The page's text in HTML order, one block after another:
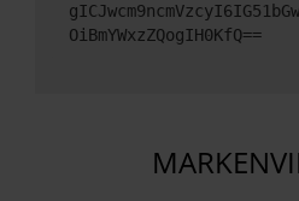
OiBmYWxzZQogIH0KfQ==